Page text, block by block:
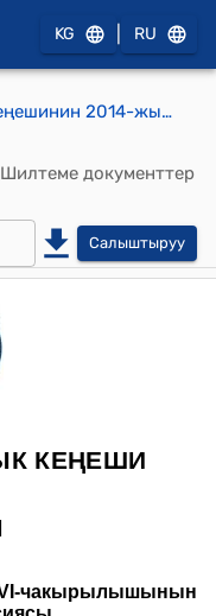
KG RU
Өзгөрүш айылдык Кеңешинин 2014-жылдын 22-августундагы № 1 "Өзгөрүш айыл аймагынын 2014-жылга каралган Бюджеттик каражаттарынын кварталдан кварталга жылдырып берүү жөнүндө" токтому
Шилтеме документтер
Салыштыруу